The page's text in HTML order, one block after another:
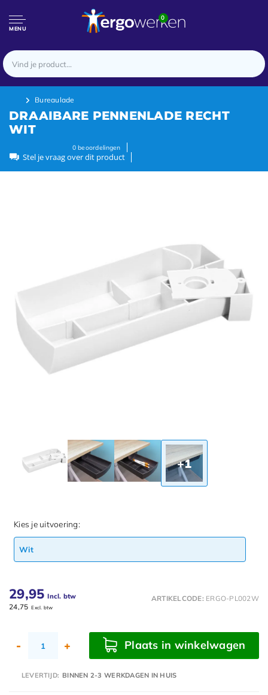
MENU
0
Bureaulade
DRAAIBARE PENNENLADE RECHT
WIT
0beoordelingen
Stel je vraag over dit product
+1
Kies je uitvoering:
Wit
29,95 Incl. btw
24,75 Excl. btw
ARTIKELCODE: ERGO-PL002W
- + Plaats in winkelwagen
LEVERTIJD: BINNEN 2-3 WERKDAGEN IN HUIS